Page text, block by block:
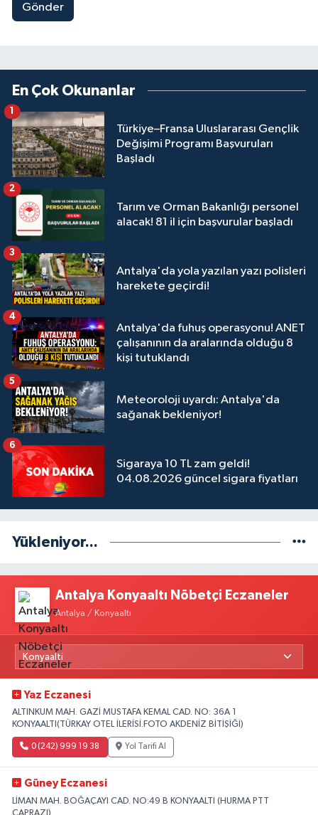
Gönder
En Çok Okunanlar
Türkiye–Fransa Uluslararası Gençlik
Değişimi Programı Başvuruları
Başladı
1
Tarım ve Orman Bakanlığı personel
alacak! 81 il için başvurular başladı
2
Antalya'da yola yazılan yazı polisleri
harekete geçirdi!
3
Antalya'da fuhuş operasyonu! ANET
çalışanının da aralarında olduğu 8
kişi tutuklandı
4
Meteoroloji uyardı: Antalya'da
sağanak bekleniyor!
5
Sigaraya 10 TL zam geldi!
04.08.2026 güncel sigara fiyatları
6
Yükleniyor...
Antalya Konyaaltı Nöbetçi Eczaneler
Antalya / Konyaaltı
Yaz Eczanesi
ALTINKUM MAH. GAZİ MUSTAFA KEMAL CAD. NO: 36A 1
KONYAALTI(TÜRKAY OTEL İLERİSİ.FOTO AKDENİZ BİTİŞİĞİ)
0 (242) 999 19 38 Yol Tarifi Al
Güney Eczanesi
LİMAN MAH. BOĞAÇAYI CAD. NO:49 B KONYAALTI (HURMA PTT
ÇAPRAZI)